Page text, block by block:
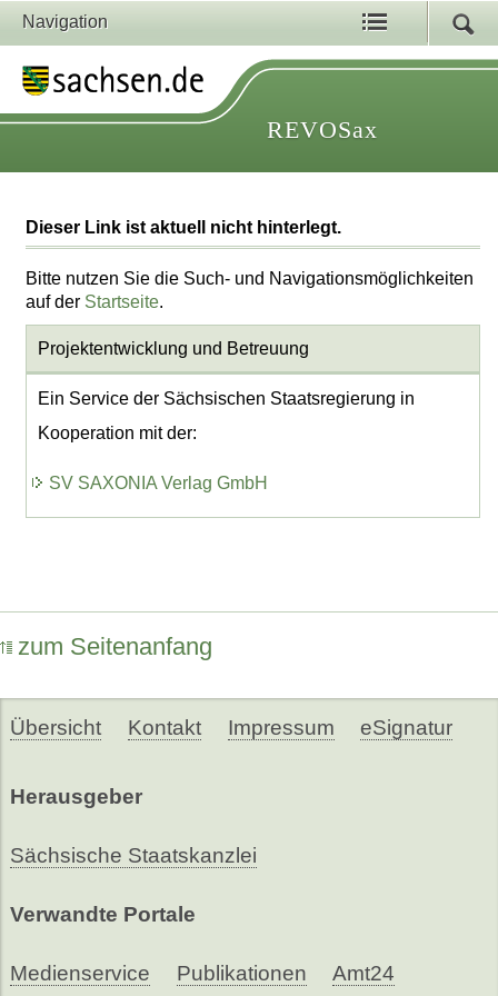
Navigation
REVOSax
Dieser Link ist aktuell nicht hinterlegt.
Bitte nutzen Sie die Such- und Navigationsmöglichkeiten
auf der Startseite.
Projektentwicklung und Betreuung
Ein Service der Sächsischen Staatsregierung in
Kooperation mit der:
SV SAXONIA Verlag GmbH
zum Seitenanfang
Übersicht Kontakt Impressum eSignatur
Herausgeber
Sächsische Staatskanzlei
Verwandte Portale
Medienservice Publikationen Amt24